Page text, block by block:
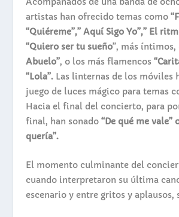
artistas han ofrecido temas como
“Quiéreme”,” Aquí Sigo Yo”,” El
“Quiero ser tu sueño”, más íntimos,
Abuelo”, o los más flamencos
“Lola”.Las linternas de los móviles
juego de luces mágico para temas
Hacia el final del concierto, para
final, han sonado “De qué me vale”
quería”.
El momento culminante del
cuando interpretaron su última
escenario y entre gritos y aplausos,